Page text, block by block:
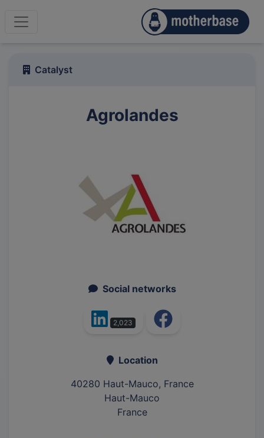
Catalyst
Agrolandes
Social networks
2,023
Location
40280 Haut-Mauco, France
Haut-Mauco
France